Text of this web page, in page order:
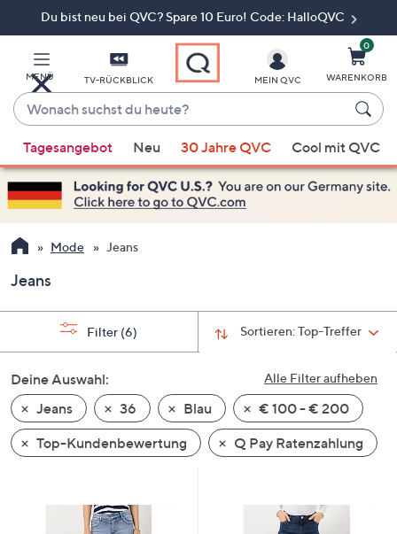
Du bist neu bei QVC? Spare 10 Euro! Code: HalloQVC
MENÜ TV-RÜCKBLICK
Wonach
suchst
du
heute?
Vorschläge
verfügbar
sind,
verwenden
Sie
Pfeiltasten
nach
und
nach
unten
oder
wischen
Sie
MEIN QVC
0
WARENKORB
Tagesangebot Neu 30 Jahre QVC Cool mit QVC
Mode Jeans
Jeans
Sortieren:Top-Treffer
Filter (6)
Alle Filter aufheben
Deine Auswahl:
Jeans
36 Blau
€ 100 - € 200
Top-Kundenbewertung
Q Pay Ratenzahlung